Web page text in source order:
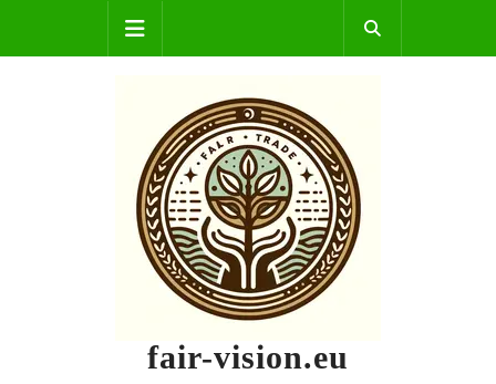
content
fair-vision.eu